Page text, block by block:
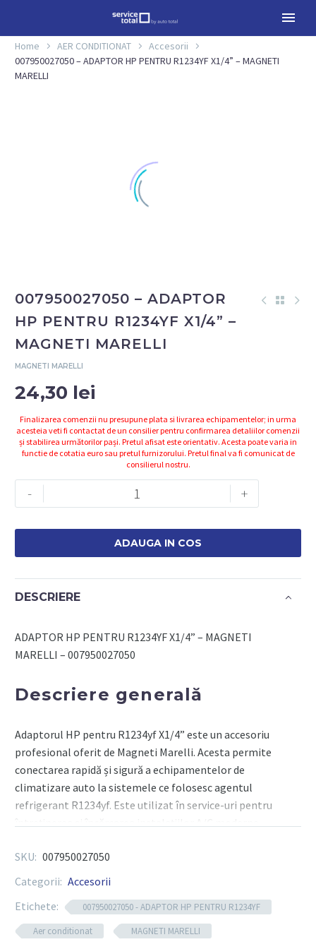
Home AER CONDITIONAT
Accesorii
007950027050 – ADAPTOR HP PENTRU R1234YF X1/4” – MAGNETI
MARELLI
007950027050 – ADAPTOR
HP PENTRU R1234YF X1/4” –
MAGNETI MARELLI
MAGNETI MARELLI
24,30 lei
Finalizarea comenzii nu presupune plata si livrarea echipamentelor; in urma
acesteia veti fi contactat de un consilier pentru confirmarea detaliilor comenzii
și stabilirea următorilor pași. Pretul afisat este orientativ. Acesta poate varia in
functie de cotatia euro sau pretul furnizorului. Pretul final va fi comunicat de
consilierul nostru.
-
Cantitate
007950027050
HP
PENTRU
R1234YF
-
MAGNETI
+
ADAUGA IN COS
DESCRIERE
ADAPTOR HP PENTRU R1234YF X1/4” – MAGNETI
MARELLI – 007950027050
Descriere generală
Adaptorul HP pentru R1234yf X1/4” este un accesoriu
profesional oferit de Magneti Marelli. Acesta permite
conectarea rapidă și sigură a echipamentelor de
climatizare auto la sistemele ce folosesc agentul
refrigerant R1234yf. Este utilizat în service-uri pentru
întreținerea și încărcarea instalațiilor A/C moderne.
sistemului de climatizare. Este compatibil cu
majoritatea stațiilor de aer condiționat profesionale și
auto specializate.
SKU: 007950027050
Categorii: Accesorii
Etichete:
007950027050 - ADAPTOR HP PENTRU R1234YF
Aer conditionat
MAGNETI MARELLI